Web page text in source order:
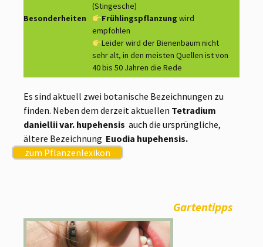
Besonderheiten
(Stingesche)
Frühlingspflanzung wird
empfohlen
Leider wird der Bienenbaum nicht
sehr alt, in den meisten Quellen ist von
40 bis 50 Jahren die Rede
Es sind aktuell zwei botanische Bezeichnungen zu
finden. Neben dem derzeit aktuellen Tetradium
daniellii var. hupehensis auch die ursprüngliche,
ältere Bezeichnung Euodia hupehensis.
zum Pflanzenlexikon
Gartentipps